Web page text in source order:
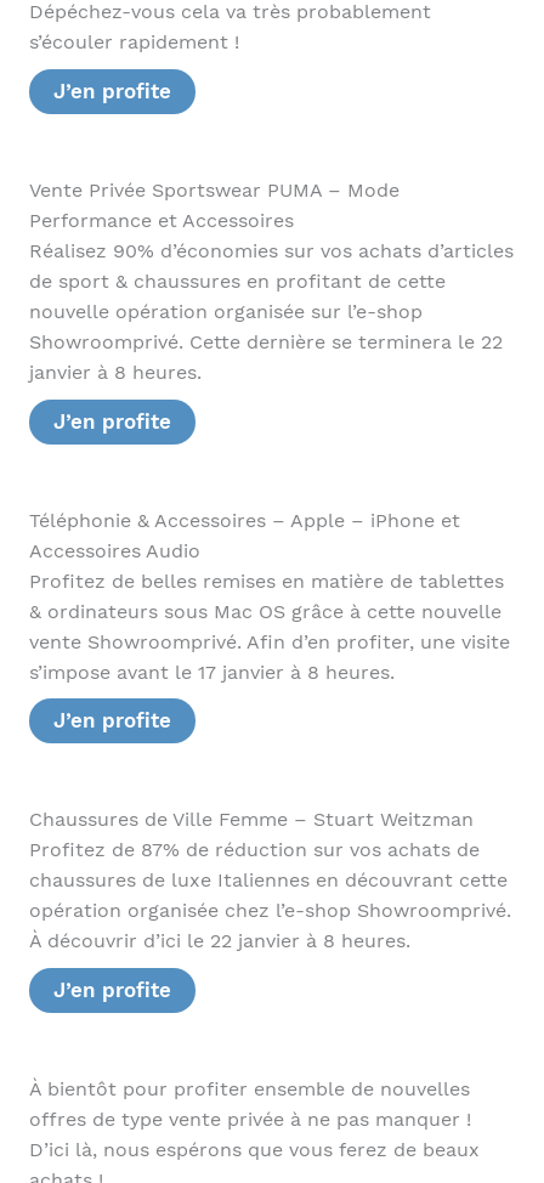
Dépéchez-vous cela va très probablement
s’écouler rapidement !
J’en profite
Vente Privée Sportswear PUMA – Mode
Performance et Accessoires
Réalisez 90% d’économies sur vos achats d’articles
de sport & chaussures en profitant de cette
nouvelle opération organisée sur l’e-shop
Showroomprivé. Cette dernière se terminera le 22
janvier à 8 heures.
J’en profite
Téléphonie & Accessoires – Apple – iPhone et
Accessoires Audio
Profitez de belles remises en matière de tablettes
& ordinateurs sous Mac OS grâce à cette nouvelle
vente Showroomprivé. Afin d’en profiter, une visite
s’impose avant le 17 janvier à 8 heures.
J’en profite
Chaussures de Ville Femme – Stuart Weitzman
Profitez de 87% de réduction sur vos achats de
chaussures de luxe Italiennes en découvrant cette
opération organisée chez l’e-shop Showroomprivé.
À découvrir d’ici le 22 janvier à 8 heures.
J’en profite
À bientôt pour profiter ensemble de nouvelles
offres de type vente privée à ne pas manquer !
D’ici là, nous espérons que vous ferez de beaux